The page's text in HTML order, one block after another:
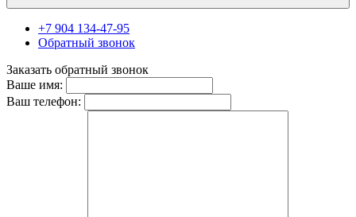
+7 904 134-47-95
Обратный звонок
Заказать обратный звонок
Ваше имя:
Ваш телефон: